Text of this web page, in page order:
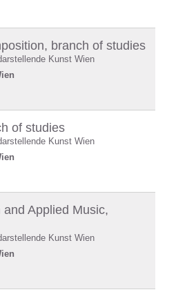
branch of studies
Kunst Wien
of studies
Kunst Wien
Applied Music,
Kunst Wien